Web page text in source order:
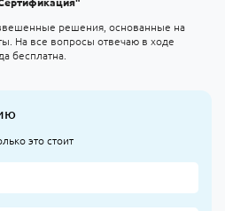
решения, основанные на
На все вопросы отвечаю в ходе
бесплатна.
это стоит